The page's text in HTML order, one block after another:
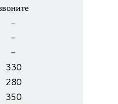
-
-
-
330
280
350